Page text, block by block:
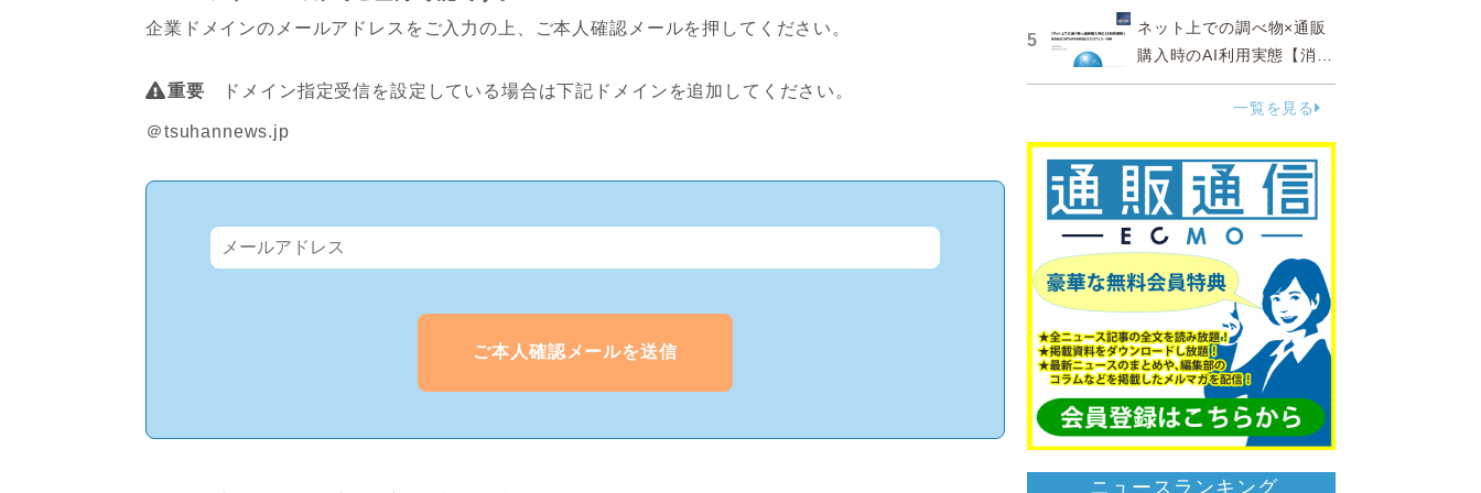
企業ドメインのメールアドレスをご入力の上、ご本人確認メールを押してください。
重要 ドメイン指定受信を設定している場合は下記ドメインを追加してください。
＠tsuhannews.jp
5
ネット上での調べ物×通販
購入時のAI利用実態【消費
者調査 2025】
一覧を見る
ニュースランキング